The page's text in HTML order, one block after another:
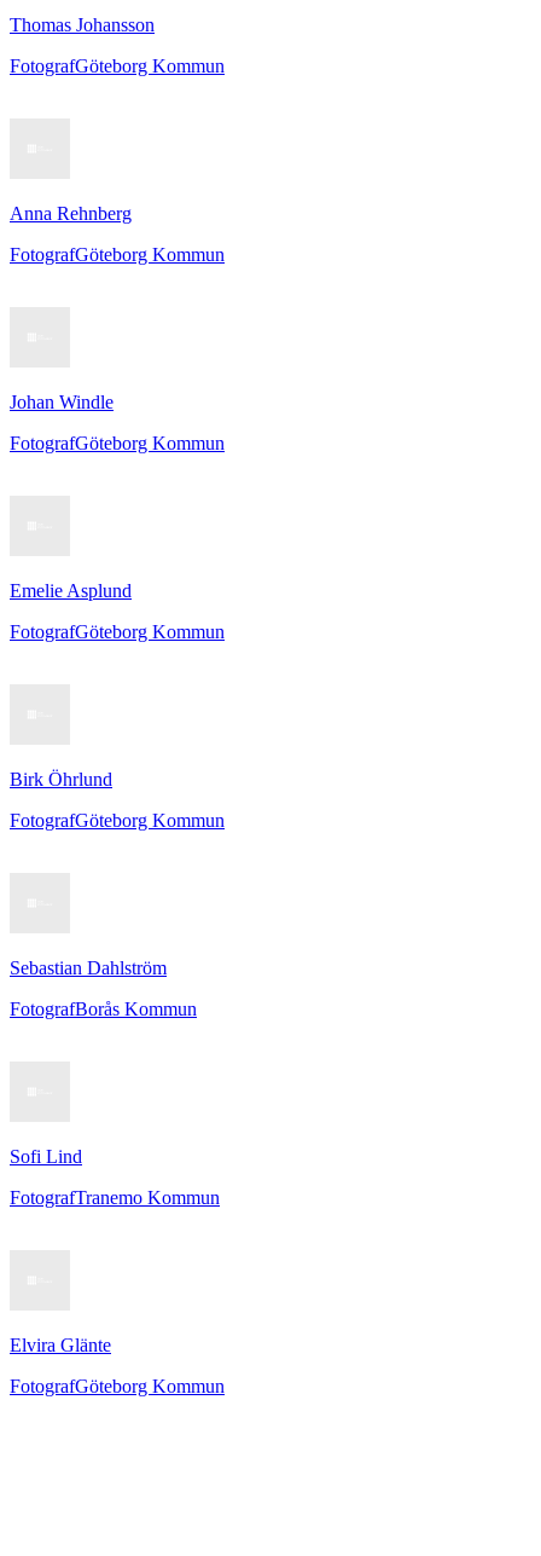
Thomas Johansson
FotografGöteborg Kommun
Anna Rehnberg
FotografGöteborg Kommun
Johan Windle
FotografGöteborg Kommun
Emelie Asplund
FotografGöteborg Kommun
Birk Öhrlund
FotografGöteborg Kommun
Sebastian Dahlström
FotografBorås Kommun
Sofi Lind
FotografTranemo Kommun
Elvira Glänte
FotografGöteborg Kommun